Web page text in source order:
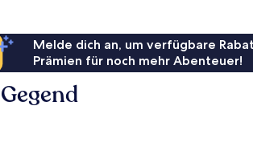
Melde dich an, um verfügbare
Prämien für noch mehr Abenteuer!